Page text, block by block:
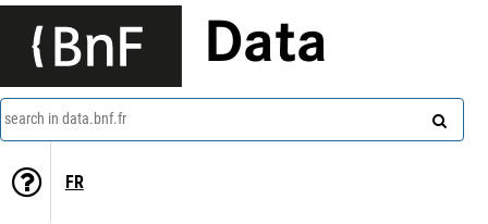
Data
search in data.bnf.fr
FR